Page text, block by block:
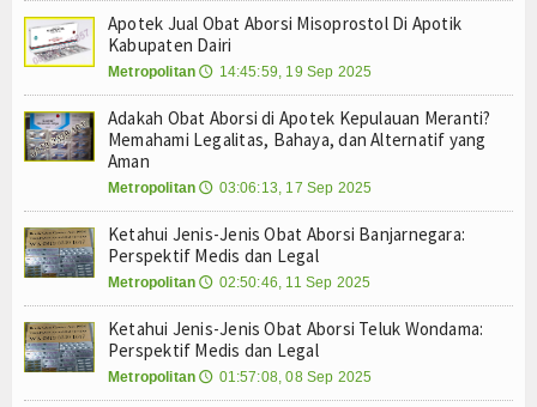
Religi
Ceramah
Index Berita
Dokumen A
Cara Menggugurkan Kandungan Usia Kehamilan
Cara Menggugurkan Kandungan Usia Kehamilan
Cara Menggugurkan Kandungan Usia Kehamilan
Cara Menggugurkan Kandungan Usia Kehamilan
Mencari Informasi Obat Aborsi Misoprostol di
Mencari Informasi Obat Aborsi Misoprostol Di
Mencari Informasi Obat Aborsi Misoprostol Di
Cara Menggugurkan Kandungan Usia Kehamilan
Cara Menggugurkan Kandungan Usia Kehamilan
Cara Menggugurkan Kandungan Usia Kehamilan
Cara Menggugurkan Kandungan Usia Kehamilan
Cara Menggugurkan Kandungan Usia Kehamilan
Cara Menggugurkan Kandungan Usia
Apotek Jual Obat Aborsi Misoprostol Di Apotik
Kabupaten Dairi
Metropolitan 🕔 14:45:59, 19 Sep 2025
Adakah Obat Aborsi di Apotek Kepulauan Meranti?
Memahami Legalitas, Bahaya, dan Alternatif yang
Aman
Metropolitan 🕔 03:06:13, 17 Sep 2025
Ketahui Jenis-Jenis Obat Aborsi Banjarnegara:
Perspektif Medis dan Legal
Metropolitan 🕔 02:50:46, 11 Sep 2025
Ketahui Jenis-Jenis Obat Aborsi Teluk Wondama:
Perspektif Medis dan Legal
Metropolitan 🕔 01:57:08, 08 Sep 2025